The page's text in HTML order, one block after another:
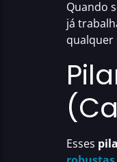
Quando
já
qualquer
Esses